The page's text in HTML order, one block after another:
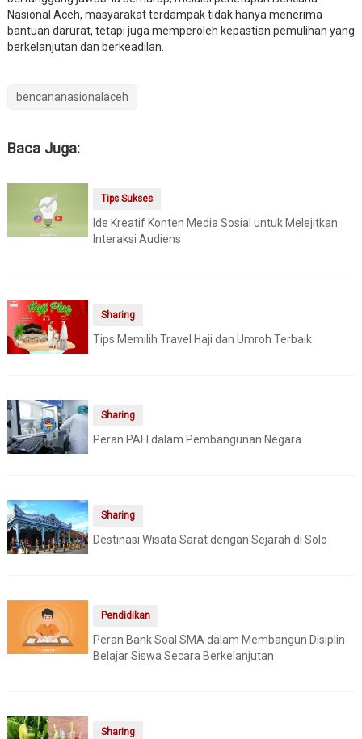
Nasional Aceh, masyarakat terdampak tidak hanya menerima
bantuan darurat, tetapi juga memperoleh kepastian pemulihan yang
berkelanjutan dan berkeadilan.
bencananasionalaceh
Baca Juga:
Tips Sukses
Ide Kreatif Konten Media Sosial untuk Melejitkan
Interaksi Audiens
Sharing
Tips Memilih Travel Haji dan Umroh Terbaik
Sharing
Peran PAFI dalam Pembangunan Negara
Sharing
Destinasi Wisata Sarat dengan Sejarah di Solo
Pendidikan
Peran Bank Soal SMA dalam Membangun Disiplin
Belajar Siswa Secara Berkelanjutan
Sharing